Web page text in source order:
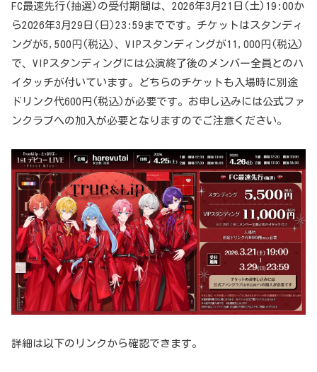
FC最速先行(抽選)の受付期間は、2026年3月21日(土)19:00か
ら2026年3月29日(日)23:59までです。チケットはスタンディ
ングが5,500円(税込)、VIPスタンディングが11,000円(税込)
で、VIPスタンディングには公演終了後のメンバー全員とのハ
イタッチが付いています。どちらのチケットも入場時に別途
ドリンク代600円(税込)が必要です。お申し込みには公式ファ
ンクラブへの加入が必要となりますのでご注意ください。
詳細は以下のリンクから確認できます。